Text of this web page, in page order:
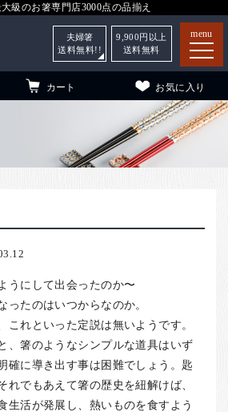
級のお箸専門店3000点の品揃え
menu
用）
カート お気に入り
夫婦箸
送料無料!!
9,900 円以上
送料無料
うにして出会ったのか〜
ったのはいつからなのか。
これといった定説は無いようです。
、箸のようなシンプルな道具はいず
確に導き出す事は困難でしょう。匙
れでもあえて箸の歴史を紐解けば、
生活が発展し、熱いものを食すよう